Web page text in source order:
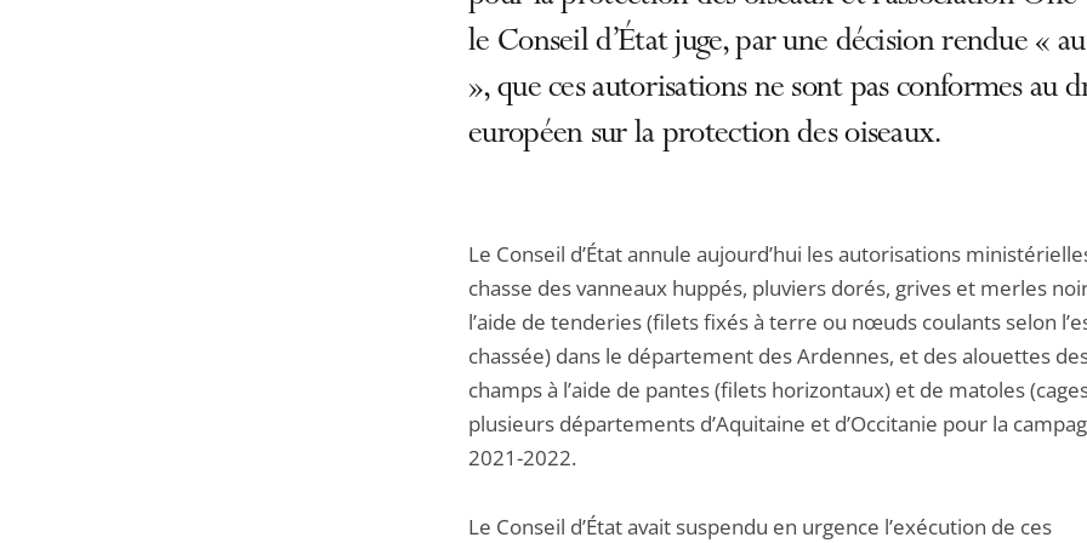
le Conseil d’État juge, par une décision rendue «
», que ces autorisations ne sont pas conformes au
européen sur la protection des oiseaux.
Le Conseil d’État annule aujourd’hui les autorisations
chasse des vanneaux huppés, pluviers dorés, grives et merles
l’aide de tenderies (filets fixés à terre ou nœuds coulants selon
chassée) dans le département des Ardennes, et des alouettes
champs à l’aide de pantes (filets horizontaux) et de matoles
plusieurs départements d’Aquitaine et d’Occitanie pour la
2021-2022.
Le Conseil d’État avait suspendu en urgence l’exécution de ces